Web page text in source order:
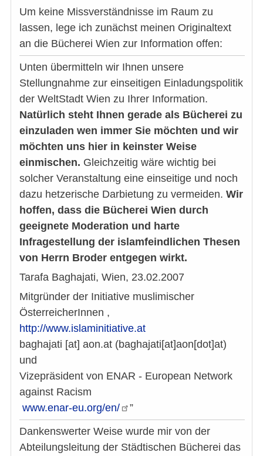
Um keine Missverständnisse im Raum zu
lassen, lege ich zunächst meinen Originaltext
an die Bücherei Wien zur Information offen:
Unten übermitteln wir Ihnen unsere
Stellungnahme zur einseitigen Einladungspolitik
der WeltStadt Wien zu Ihrer Information.
Natürlich steht Ihnen gerade als Bücherei zu
einzuladen wen immer Sie möchten und wir
möchten uns hier in keinster Weise
einmischen. Gleichzeitig wäre wichtig bei
solcher Veranstaltung eine einseitige und noch
dazu hetzerische Darbietung zu vermeiden. Wir
hoffen, dass die Bücherei Wien durch
geeignete Moderation und harte
Infragestellung der islamfeindlichen Thesen
von Herrn Broder entgegen wirkt.
Tarafa Baghajati, Wien, 23.02.2007
Mitgründer der Initiative muslimischer
ÖsterreicherInnen ,
http://www.islaminitiative.at
baghajati [at] aon.at (baghajati[at]aon[dot]at)
und
Vizepräsident von ENAR - European Network
against Racism
www.enar-eu.org/en/
”
Dankenswerter Weise wurde mir von der
Abteilungsleitung der Städtischen Bücherei das